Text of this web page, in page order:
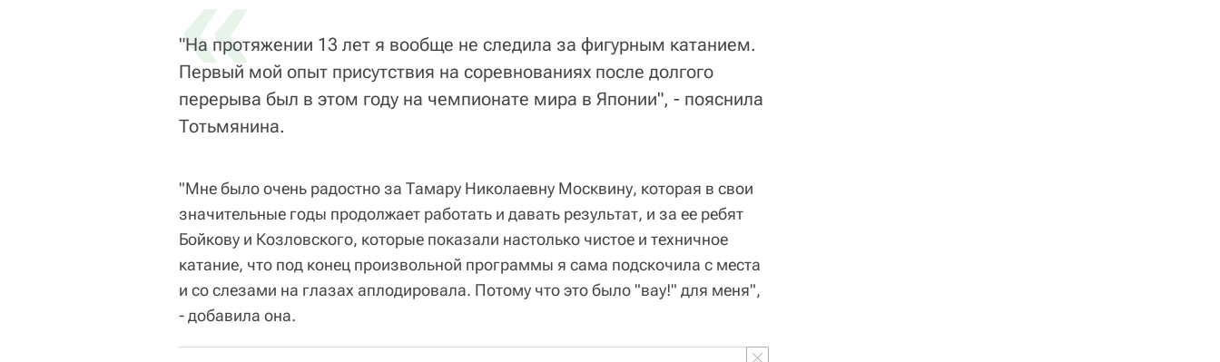
"На протяжении 13 лет я вообще не следила за фигурным катанием.
Первый мой опыт присутствия на соревнованиях после долгого
перерыва был в этом году на чемпионате мира в Японии", - пояснила
Тотьмянина.
"Мне было очень радостно за Тамару Николаевну Москвину, которая в свои
значительные годы продолжает работать и давать результат, и за ее ребят
Бойкову и Козловского, которые показали настолько чистое и техничное
катание, что под конец произвольной программы я сама подскочила с места
и со слезами на глазах аплодировала. Потому что это было "вау!" для меня",
- добавила она.